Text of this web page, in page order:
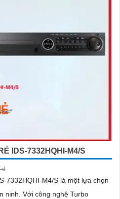
IDS-7332HQHI-M4/S
₫
7332HQHI-M4/S là một lựa chọn
Turbo